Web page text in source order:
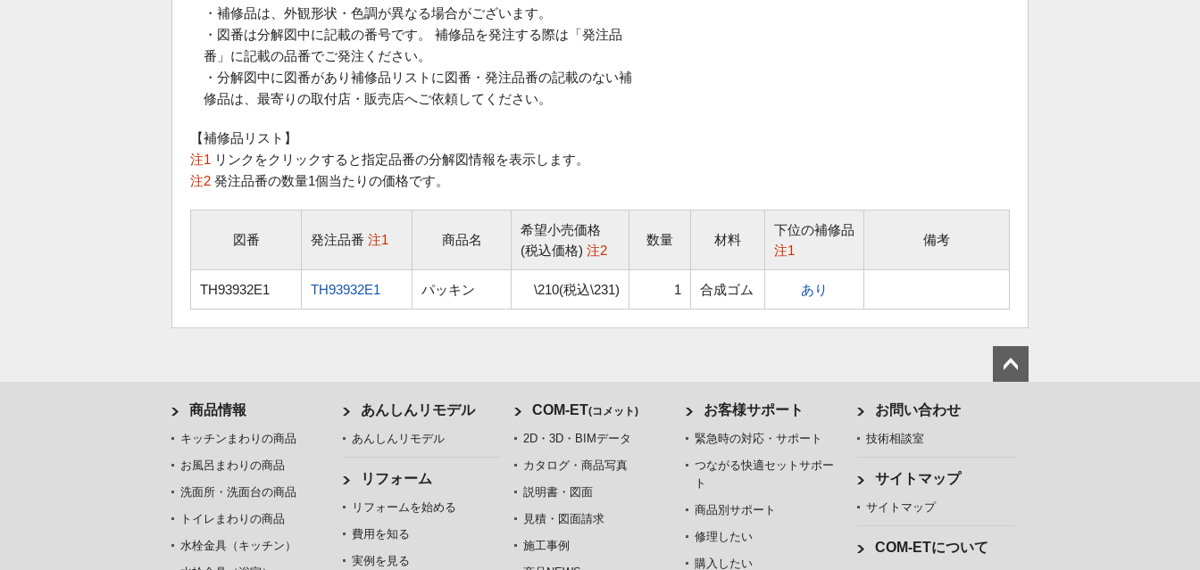
・補修品は、外観形状・色調が異なる場合がございます。
・図番は分解図中に記載の番号です。 補修品を発注する際は「発注品
番」に記載の品番でご発注ください。
・分解図中に図番があり補修品リストに図番・発注品番の記載のない補
修品は、最寄りの取付店・販売店へご依頼してください。
【補修品リスト】
注1 リンクをクリックすると指定品番の分解図情報を表示します。
注2 発注品番の数量1個当たりの価格です。
図番 発注品番 注1 商品名
希望小売価格
(税込価格) 注2
数量 材料
下位の補修品
注1
備考
TH93932E1 TH93932E1 パッキン \210(税込\231) 1 合成ゴム あり
商品情報
キッチンまわりの商品
お風呂まわりの商品
洗面所・洗面台の商品
トイレまわりの商品
水栓金具（キッチン）
あんしんリモデル
あんしんリモデル
リフォーム
リフォームを始める
費用を知る
実例を見る
COM-ET(コメット)
2D・3D・BIMデータ
カタログ・商品写真
説明書・図面
見積・図面請求
施工事例
お客様サポート
緊急時の対応・サポート
つながる快適セットサポー
ト
商品別サポート
修理したい
購入したい
お問い合わせ
技術相談室
サイトマップ
サイトマップ
COM-ETについて